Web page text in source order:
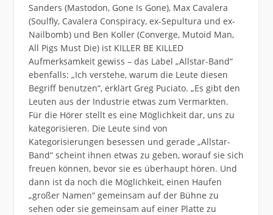
Sanders (Mastodon, Gone Is Gone), Max Cavalera
(Soulfly, Cavalera Conspiracy, ex-Sepultura und ex-
Nailbomb) und Ben Koller (Converge, Mutoid Man,
All Pigs Must Die) ist KILLER BE KILLED
Aufmerksamkeit gewiss – das Label „Allstar-Band“
ebenfalls: „Ich verstehe, warum die Leute diesen
Begriff benutzen“, erklärt Greg Puciato. „Es gibt den
Leuten aus der Industrie etwas zum Vermarkten.
Für die Hörer stellt es eine Möglichkeit dar, uns zu
kategorisieren. Die Leute sind von
Kategorisierungen besessen und gerade „Allstar-
Band“ scheint ihnen etwas zu geben, worauf sie sich
freuen können, bevor sie es überhaupt hören. Und
dann ist da noch die Möglichkeit, einen Haufen
„großer Namen“ gemeinsam auf der Bühne zu
sehen oder sie gemeinsam auf einer Platte zu